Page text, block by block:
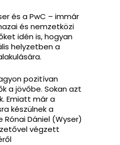
és a PwC – immár
és nemzetközi
idén is, hogyan
helyzetben a
pozitívan
a jövőbe. Sokan azt
Emiatt már a
készülnek a
Dániel (Wyser)
végzett